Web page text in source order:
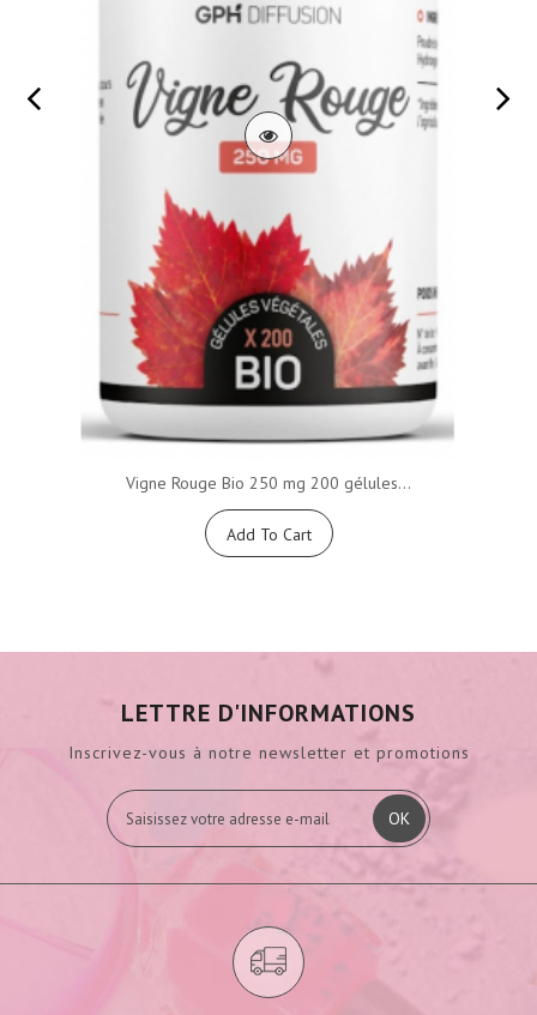
Vigne Rouge Bio 250 mg 200 gélules...
Add To Cart
LETTRE D'INFORMATIONS
Inscrivez-vous à notre newsletter et promotions
OK